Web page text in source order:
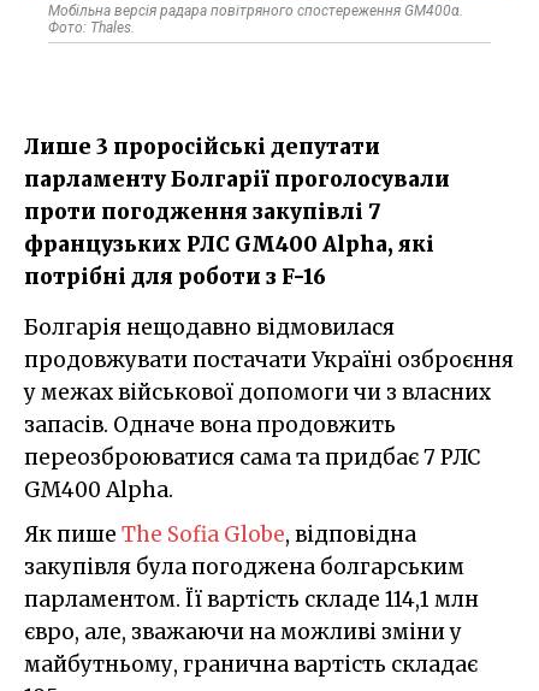
Мобільна версія радара повітряного спостереження GM400α.
Фото: Thales.
Лише 3 проросійські депутати
парламенту Болгарії проголосували
проти погодження закупівлі 7
французьких РЛС GM400 Alpha, які
потрібні для роботи з F-16
Болгарія нещодавно відмовилася
продовжувати постачати Україні озброєння
у межах військової допомоги чи з власних
запасів. Одначе вона продовжить
переозброюватися сама та придбає 7 РЛС
GM400 Alpha.
Як пише The Sofia Globe, відповідна
закупівля була погоджена болгарським
парламентом. Її вартість складе 114,1 млн
євро, але, зважаючи на можливі зміни у
майбутньому, гранична вартість складає